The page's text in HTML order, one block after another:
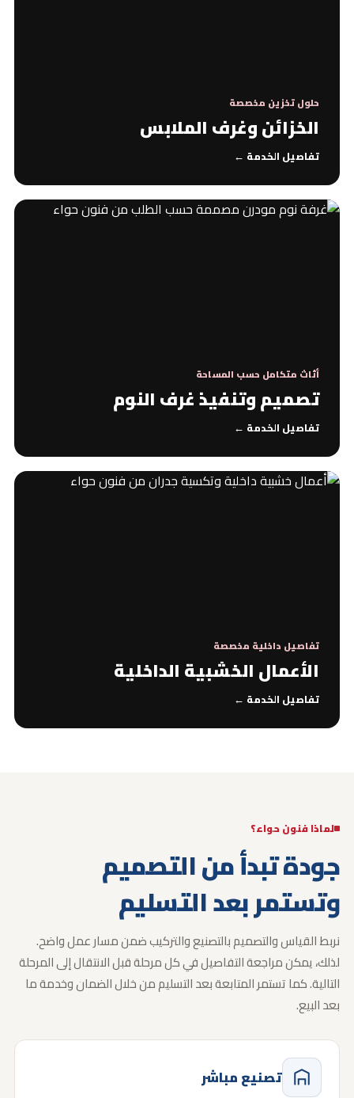
حلول تخزين مخصصة
الخزائن وغرف الملابس
تفاصيل الخدمة ←
أثاث متكامل حسب المساحة
تصميم وتنفيذ غرف النوم
تفاصيل الخدمة ←
تفاصيل داخلية مخصصة
الأعمال الخشبية الداخلية
تفاصيل الخدمة ←
لماذا فنون حواء؟
جودة تبدأ من التصميم
وتستمر بعد التسليم
نربط القياس والتصميم بالتصنيع والتركيب ضمن مسار عمل واضح.
لذلك، يمكن مراجعة التفاصيل في كل مرحلة قبل الانتقال إلى المرحلة
التالية.كما تستمر المتابعة بعد التسليم من خلال الضمان وخدمة ما
بعد البيع.
تصنيع مباشر